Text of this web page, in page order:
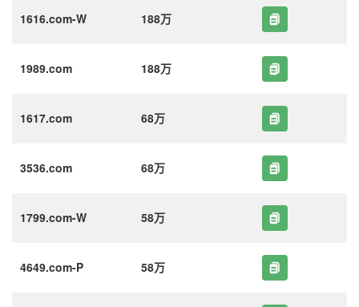
1616.com-W 188万
1989.com 188万
1617.com 68万
3536.com 68万
1799.com-W 58万
4649.com-P 58万